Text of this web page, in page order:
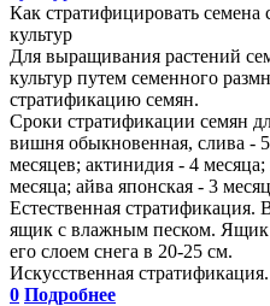
Как стратифицировать семена
культур
Для выращивания растений
культур путем семенного
стратификацию семян.
Сроки стратификации семян
вишня обыкновенная, слива -
месяцев; актинидия - 4
месяца; айва японская - 3
Естественная стратификация.
ящик с влажным песком. Ящик
его слоем снега в 20-25 см.
Искусственная стратификация.
0 Подробнее